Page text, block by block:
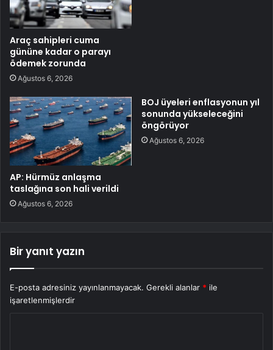
Araç sahipleri cuma
gününe kadar o parayı
ödemek zorunda
Ağustos 6, 2026
AP: Hürmüz anlaşma
taslağına son hali verildi
Ağustos 6, 2026
BOJ üyeleri enflasyonun yıl
sonunda yükseleceğini
öngörüyor
Ağustos 6, 2026
Bir yanıt yazın
E-posta adresiniz yayınlanmayacak. Gerekli alanlar * ile
işaretlenmişlerdir